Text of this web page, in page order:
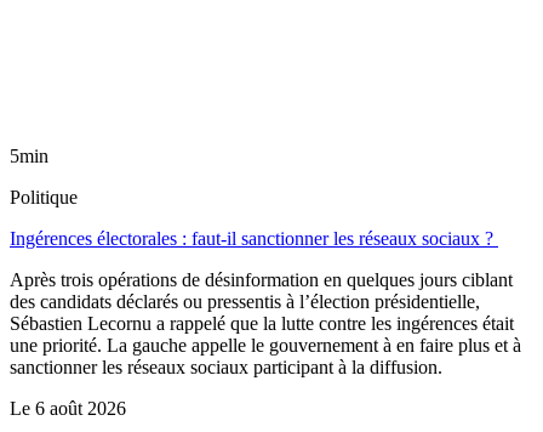
5min
Politique
Ingérences électorales : faut-il sanctionner les réseaux sociaux ?
Après trois opérations de désinformation en quelques jours ciblant
des candidats déclarés ou pressentis à l’élection présidentielle,
Sébastien Lecornu a rappelé que la lutte contre les ingérences était
une priorité. La gauche appelle le gouvernement à en faire plus et à
sanctionner les réseaux sociaux participant à la diffusion.
Le 6 août 2026